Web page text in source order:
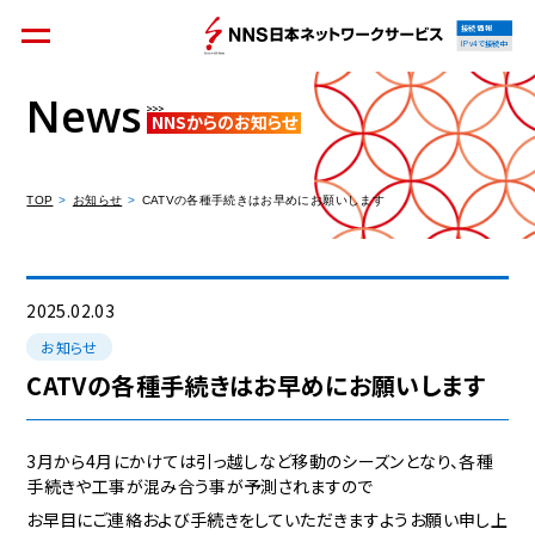
集合住宅オーナーの方
法人のお客様
資料請求
接続情報
IPv4で接続中
News NNSからのお知らせ
TOP お知らせ CATVの各種手続きはお早めにお願いします
2025.02.03
お知らせ
CATVの各種手続きはお早めにお願いします
3月から4月にかけては引っ越しなど移動のシーズンとなり、各種
手続きや工事が混み合う事が予測されますので
お早目にご連絡および手続きをしていただきますようお願い申し上